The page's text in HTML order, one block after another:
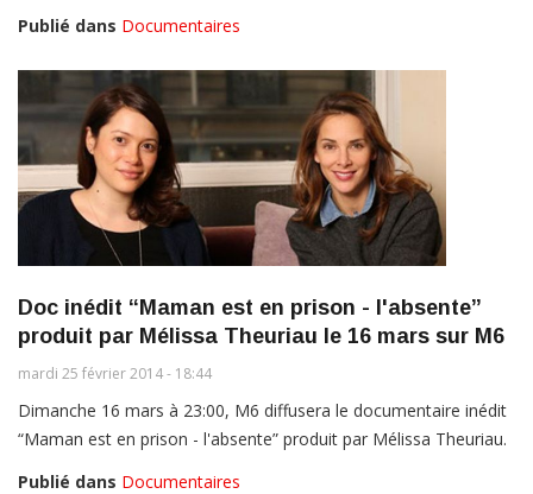
Publié dans Documentaires
Doc inédit “Maman est en prison - l'absente”
produit par Mélissa Theuriau le 16 mars sur M6
mardi 25 février 2014 - 18:44
Dimanche 16 mars à 23:00, M6 diffusera le documentaire inédit
“Maman est en prison - l'absente” produit par Mélissa Theuriau.
Publié dans Documentaires